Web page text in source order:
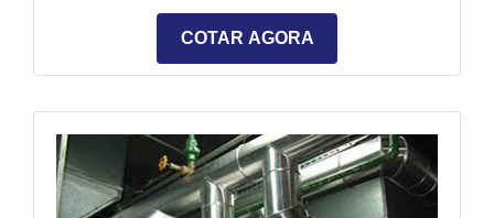
COTAR AGORA